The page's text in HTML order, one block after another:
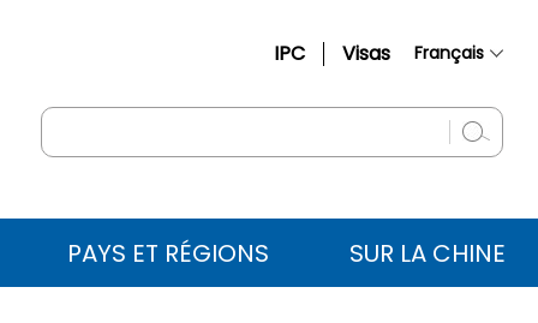
IPC Visas Français
English
عربي
PAYS ET RÉGIONS SUR LA CHINE